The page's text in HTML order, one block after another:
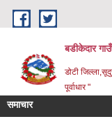
Skip to main content
बडीकेदार
डोटी
पूर्वाधार "
समाचार